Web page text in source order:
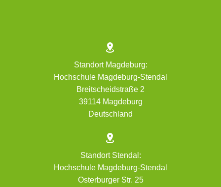


Standort Magdeburg:
Hochschule Magdeburg-Stendal
Breitscheidstraße 2
39114 Magdeburg
Deutschland


Standort Stendal:
Hochschule Magdeburg-Stendal
Osterburger Str. 25